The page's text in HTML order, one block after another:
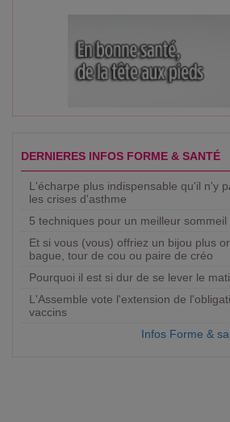
DERNIERES INFOS FORME & SANTÉ
L'écharpe plus indispensable qu'il n'y
les crises d'asthme
5 techniques pour un meilleur sommeil
Et si vous (vous) offriez un bijou plus
bague, tour de cou ou paire de créo
Pourquoi il est si dur de se lever le
L'Assemble vote l'extension de
vaccins
Infos Forme &